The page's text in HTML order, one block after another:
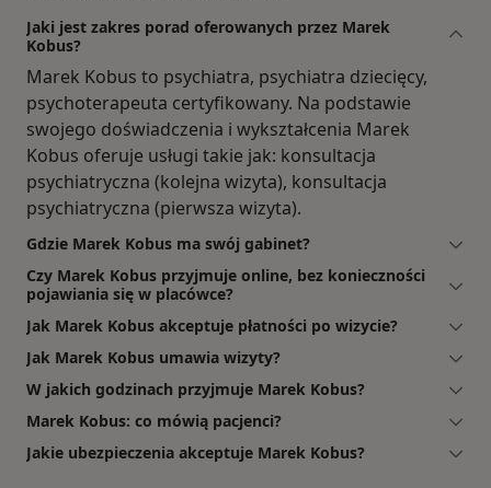
Jaki jest zakres porad oferowanych przez Marek
Kobus?
Marek Kobus to psychiatra, psychiatra dziecięcy,
psychoterapeuta certyfikowany. Na podstawie
swojego doświadczenia i wykształcenia Marek
Kobus oferuje usługi takie jak: konsultacja
psychiatryczna (kolejna wizyta), konsultacja
psychiatryczna (pierwsza wizyta).
Gdzie Marek Kobus ma swój gabinet?
Czy Marek Kobus przyjmuje online, bez konieczności
pojawiania się w placówce?
Jak Marek Kobus akceptuje płatności po wizycie?
Jak Marek Kobus umawia wizyty?
W jakich godzinach przyjmuje Marek Kobus?
Marek Kobus: co mówią pacjenci?
Jakie ubezpieczenia akceptuje Marek Kobus?